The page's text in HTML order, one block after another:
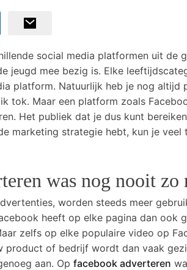
social media platformen uit de
jeugd mee bezig is. Elke
platform. Natuurlijk heb je nog altijd
tok. Maar een platform zoals
Het publiek dat je dus kunt
marketing strategie hebt, kun je veel
was nog nooit
worden steeds meer
heeft op elke pagina dan ook
zelfs op elke populaire video op
product of bedrijf wordt dan vaak
aan. Op facebook adverteren